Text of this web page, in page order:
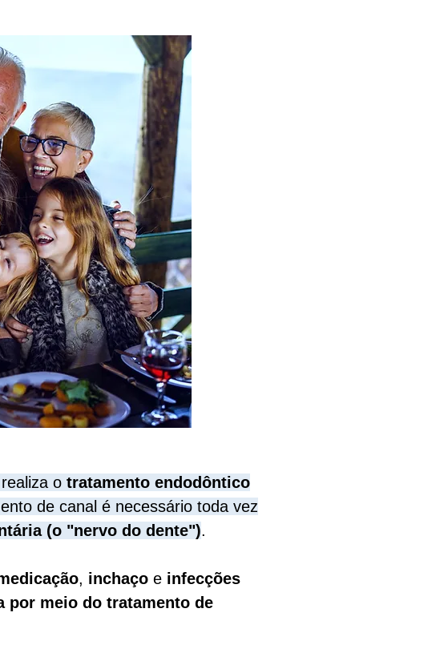
realiza o tratamento endodôntico
de canal é necessário toda vez
(o "nervo do dente").
, inchaço e infecções
por meio do tratamento de